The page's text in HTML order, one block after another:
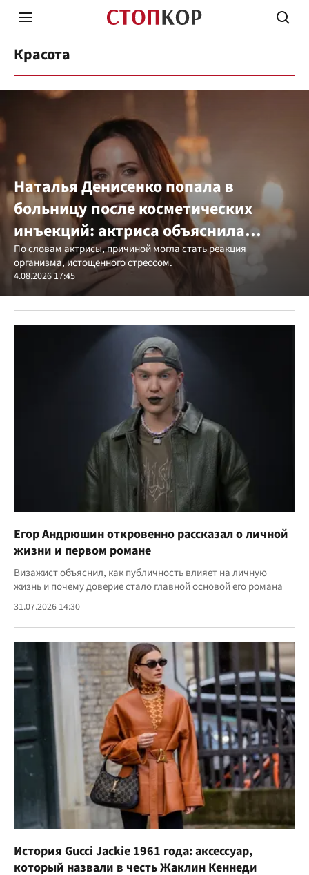
Стоп Политической Коррупции
Политика
Красота
Наталья Денисенко попала в
больницу после косметических
инъекций: актриса объяснила
причину
По словам актрисы, причиной могла стать реакция
организма, истощенного стрессом.
4.08.2026 17:45
Егор Андрюшин откровенно рассказал о личной
жизни и первом романе
Визажист объяснил, как публичность влияет на личную
жизнь и почему доверие стало главной основой его романа
31.07.2026 14:30
История Gucci Jackie 1961 года: аксессуар,
который назвали в честь Жаклин Кеннеди